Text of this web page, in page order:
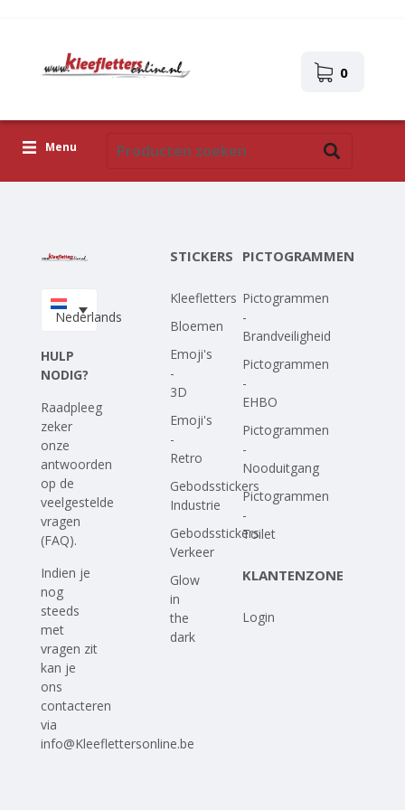
0
Menu
Upload je eigen ontwerp
Nederlands
HULP
NODIG?
Raadpleeg
zeker
onze
antwoorden
op de
veelgestelde
vragen
(FAQ).
Indien je
nog
steeds
met
vragen zit
kan je
ons
contacteren
via
info@Kleeflettersonline.be
STICKERS
Kleefletters
Bloemen
Emoji's
-
3D
Emoji's
-
Retro
Gebodsstickers
Industrie
Gebodsstickers
Verkeer
Glow
in
the
dark
PICTOGRAMMEN
Pictogrammen
-
Brandveiligheid
Pictogrammen
-
EHBO
Pictogrammen
-
Nooduitgang
Pictogrammen
-
Toilet
KLANTENZONE
Login